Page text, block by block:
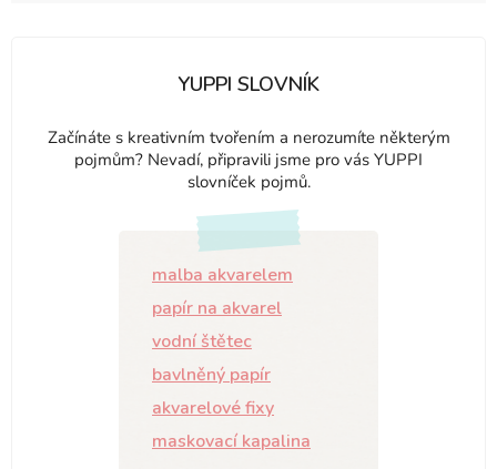
YUPPI SLOVNÍK
Začínáte s kreativním tvořením a nerozumíte některým
pojmům? Nevadí, připravili jsme pro vás YUPPI
slovníček pojmů.
malba akvarelem
papír na akvarel
vodní štětec
bavlněný papír
akvarelové fixy
maskovací kapalina